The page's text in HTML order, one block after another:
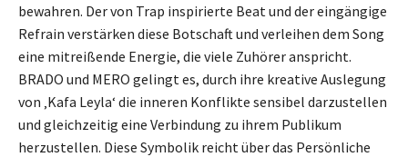
bewahren. Der von Trap inspirierte Beat und der eingängige
Refrain verstärken diese Botschaft und verleihen dem Song
eine mitreißende Energie, die viele Zuhörer anspricht.
BRADO und MERO gelingt es, durch ihre kreative Auslegung
von ‚Kafa Leyla‘ die inneren Konflikte sensibel darzustellen
und gleichzeitig eine Verbindung zu ihrem Publikum
herzustellen. Diese Symbolik reicht über das Persönliche